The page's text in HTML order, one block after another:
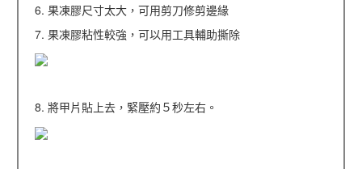
6. 果凍膠尺寸太大，可用剪刀修剪邊緣
7. 果凍膠粘性較強，可以用工具輔助撕除
8. 將甲片貼上去，緊壓約５秒左右。